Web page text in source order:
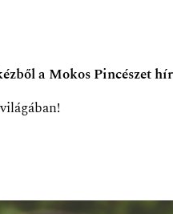
a Mokos Pincészet